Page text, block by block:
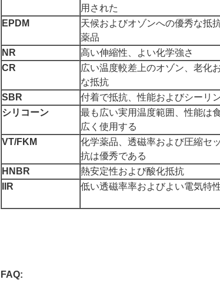
用された
EPDM
天候およびオゾンへの優秀な抵
薬品
NR
高い伸縮性、よい化学強さ
CR
広い温度較差上のオゾン、老化
な抵抗
SBR
付着で抵抗、性能およびシーリ
シリコーン
最も広い実用温度範囲、性能は
広く使用する
VT/FKM
化学薬品、透磁率および圧縮セ
抗は優秀である
HNBR
熱安定性および酸化抵抗
IIR
低い透磁率率およびよい電気特
FAQ: